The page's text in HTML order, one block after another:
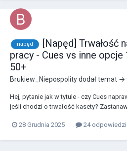
napęd
[Napęd] Trwałość
pracy - Cues vs inne
50+
Brukiew_Niepospolitydodał temat →
Hej, pytanie jak w tytule - czy Cues
jeśli chodzi o trwałość kasety?
dużo mniej z tym kombinowania, nie
28 Grudnia 2025 24 odpowiedzi